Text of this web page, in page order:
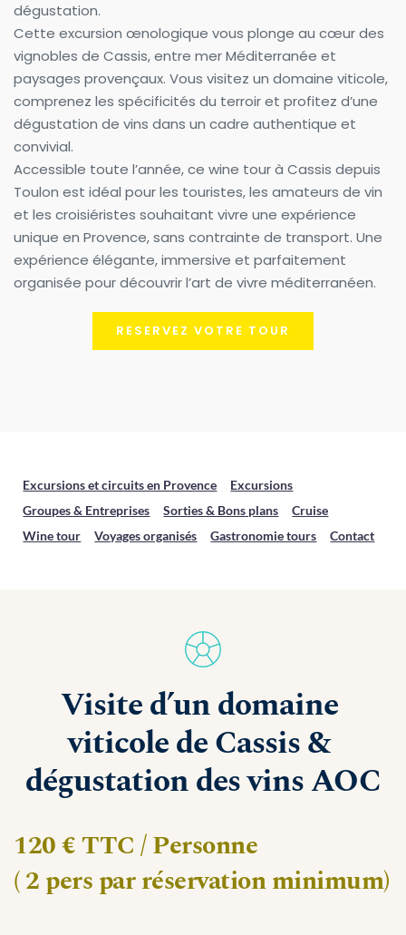
dégustation.
Cette excursion œnologique vous plonge au cœur des
vignobles de Cassis, entre mer Méditerranée et
paysages provençaux. Vous visitez un domaine viticole,
comprenez les spécificités du terroir et profitez d’une
dégustation de vins dans un cadre authentique et
convivial.
Accessible toute l’année, ce wine tour à Cassis depuis
Toulon est idéal pour les touristes, les amateurs de vin
et les croisiéristes souhaitant vivre une expérience
unique en Provence, sans contrainte de transport. Une
expérience élégante, immersive et parfaitement
organisée pour découvrir l’art de vivre méditerranéen.
RESERVEZ VOTRE TOUR
Excursions et circuits en Provence
Excursions
Groupes & Entreprises
Sorties & Bons plans
Cruise
Wine tour
Voyages organisés Gastronomie tours Contact
Visite d’un domaine
viticole de Cassis &
dégustation des vins AOC
120 € TTC / Personne
( 2 pers par réservation minimum)